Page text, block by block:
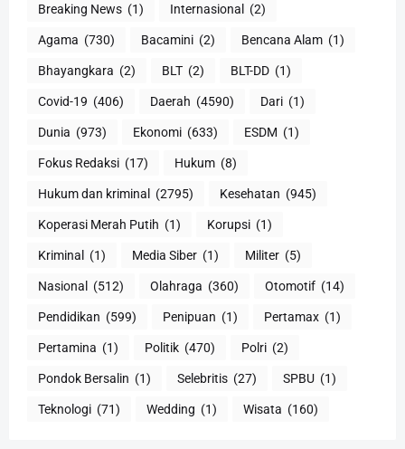
Breaking News (1) Internasional (2)
Agama (730) Bacamini (2) Bencana Alam (1)
Bhayangkara (2) BLT (2) BLT-DD (1)
Covid-19 (406) Daerah (4590) Dari (1)
Dunia (973) Ekonomi (633) ESDM (1)
Fokus Redaksi (17) Hukum (8)
Hukum dan kriminal (2795) Kesehatan (945)
Koperasi Merah Putih (1) Korupsi (1)
Kriminal (1) Media Siber (1) Militer (5)
Nasional (512) Olahraga (360) Otomotif (14)
Pendidikan (599) Penipuan (1) Pertamax (1)
Pertamina (1) Politik (470) Polri (2)
Pondok Bersalin (1) Selebritis (27) SPBU (1)
Teknologi (71) Wedding (1) Wisata (160)